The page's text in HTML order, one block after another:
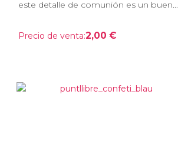
este detalle de comunión es un buen...
Precio de venta:2,00 €